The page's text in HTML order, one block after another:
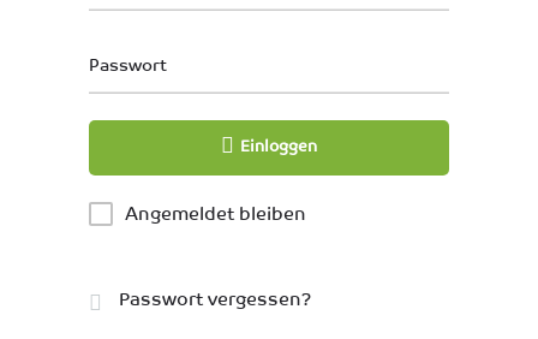
Passwort
Einloggen
Angemeldet bleiben
Passwort vergessen?